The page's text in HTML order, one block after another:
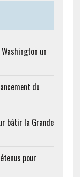
un
du
bâtir la Grande
pour